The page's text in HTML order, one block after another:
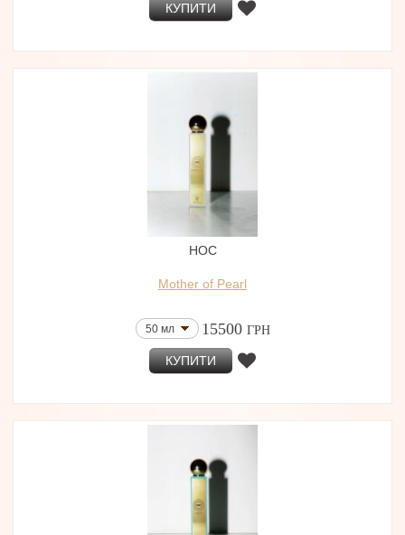
КУПИТИ
HOC
Mother of Pearl
50 мл 15500 ГРН
КУПИТИ